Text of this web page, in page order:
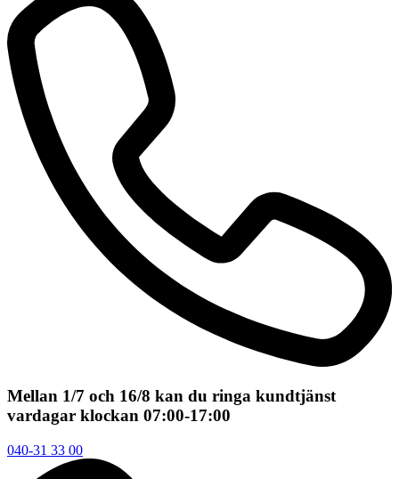
Mellan 1/7 och 16/8 kan du ringa kundtjänst
vardagar klockan 07:00-17:00
040-31 33 00